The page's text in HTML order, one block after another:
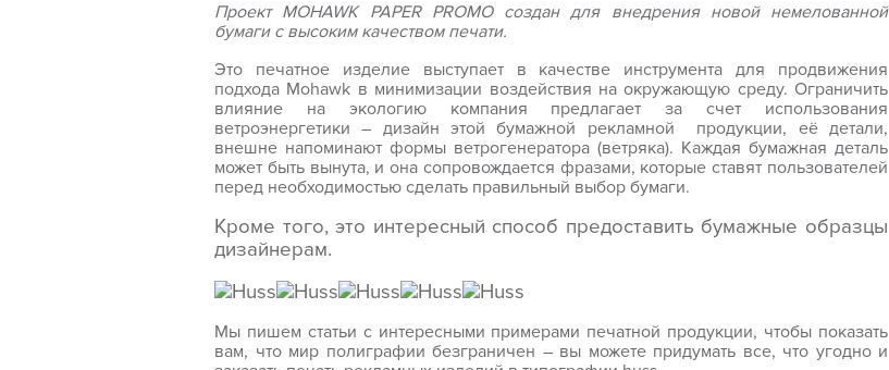
Проект MOHAWK PAPER PROMO создан для внедрения новой немелованной
бумаги с высоким качеством печати.
Это печатное изделие выступает в качестве инструмента для продвижения
подхода Mohawk в минимизации воздействия на окружающую среду. Ограничить
влияние на экологию компания предлагает за счет использования
ветроэнергетики – дизайн этой бумажной рекламной продукции, её детали,
внешне напоминают формы ветрогенератора (ветряка). Каждая бумажная деталь
может быть вынута, и она сопровождается фразами, которые ставят пользователей
перед необходимостью сделать правильный выбор бумаги.
Кроме того, это интересный способ предоставить бумажные образцы
дизайнерам.
Мы пишем статьи с интересными примерами печатной продукции, чтобы показать
вам, что мир полиграфии безграничен – вы можете придумать все, что угодно и